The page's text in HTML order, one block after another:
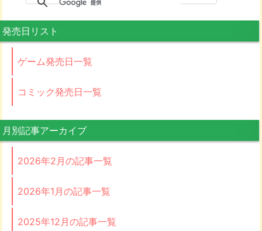
発売日リスト
ゲーム発売日一覧
コミック発売日一覧
月別記事アーカイブ
2026年2月の記事一覧
2026年1月の記事一覧
2025年12月の記事一覧